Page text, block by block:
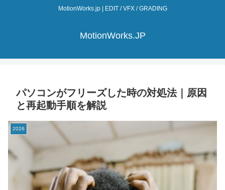
MotionWorks.jp | EDIT / VFX / GRADING
MotionWorks.JP
パソコンがフリーズした時の対処法｜原因
と再起動手順を解説
2026